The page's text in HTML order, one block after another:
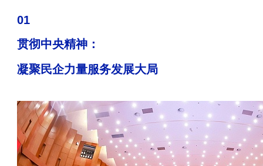
01
贯彻中央精神：
凝聚民企力量服务发展大局